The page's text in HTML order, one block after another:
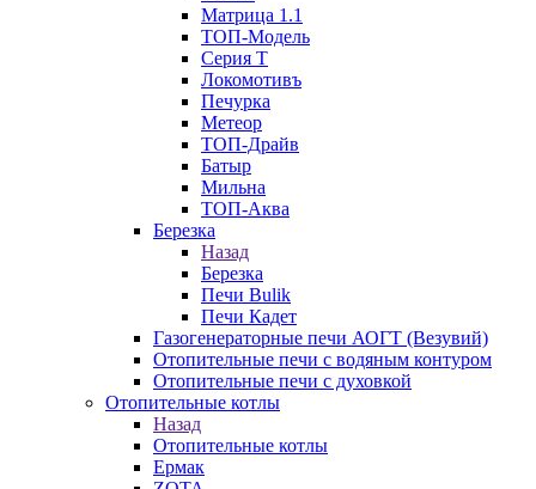
Матрица 1.1
ТОП-Модель
Серия Т
Локомотивъ
Печурка
Метеор
ТОП-Драйв
Батыр
Мильна
ТОП-Аква
Березка
Назад
Березка
Печи Bulik
Печи Кадет
Газогенераторные печи АОГТ (Везувий)
Отопительные печи с водяным контуром
Отопительные печи с духовкой
Отопительные котлы
Назад
Отопительные котлы
Ермак